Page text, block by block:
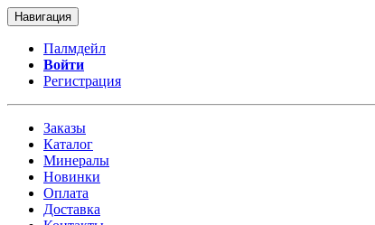
Навигация
Палмдейл
Войти
Регистрация
Заказы
Каталог
Минералы
Новинки
Оплата
Доставка